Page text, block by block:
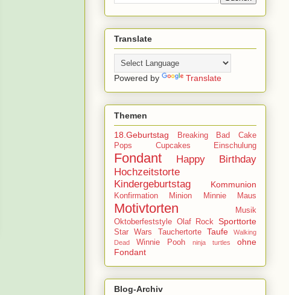
Translate
Powered by Translate
Themen
18.Geburtstag
Breaking Bad
Cake
Pops
Cupcakes Einschulung
Fondant
Happy Birthday
Hochzeitstorte
Kindergeburtstag
Kommunion
Konfirmation Minion Minnie Maus
Motivtorten
Musik
Oktoberfeststyle Olaf Rock Sporttorte
Star Wars Tauchertorte Taufe
Walking
Dead
Winnie Pooh ninja turtles
ohne
Fondant
Blog-Archiv